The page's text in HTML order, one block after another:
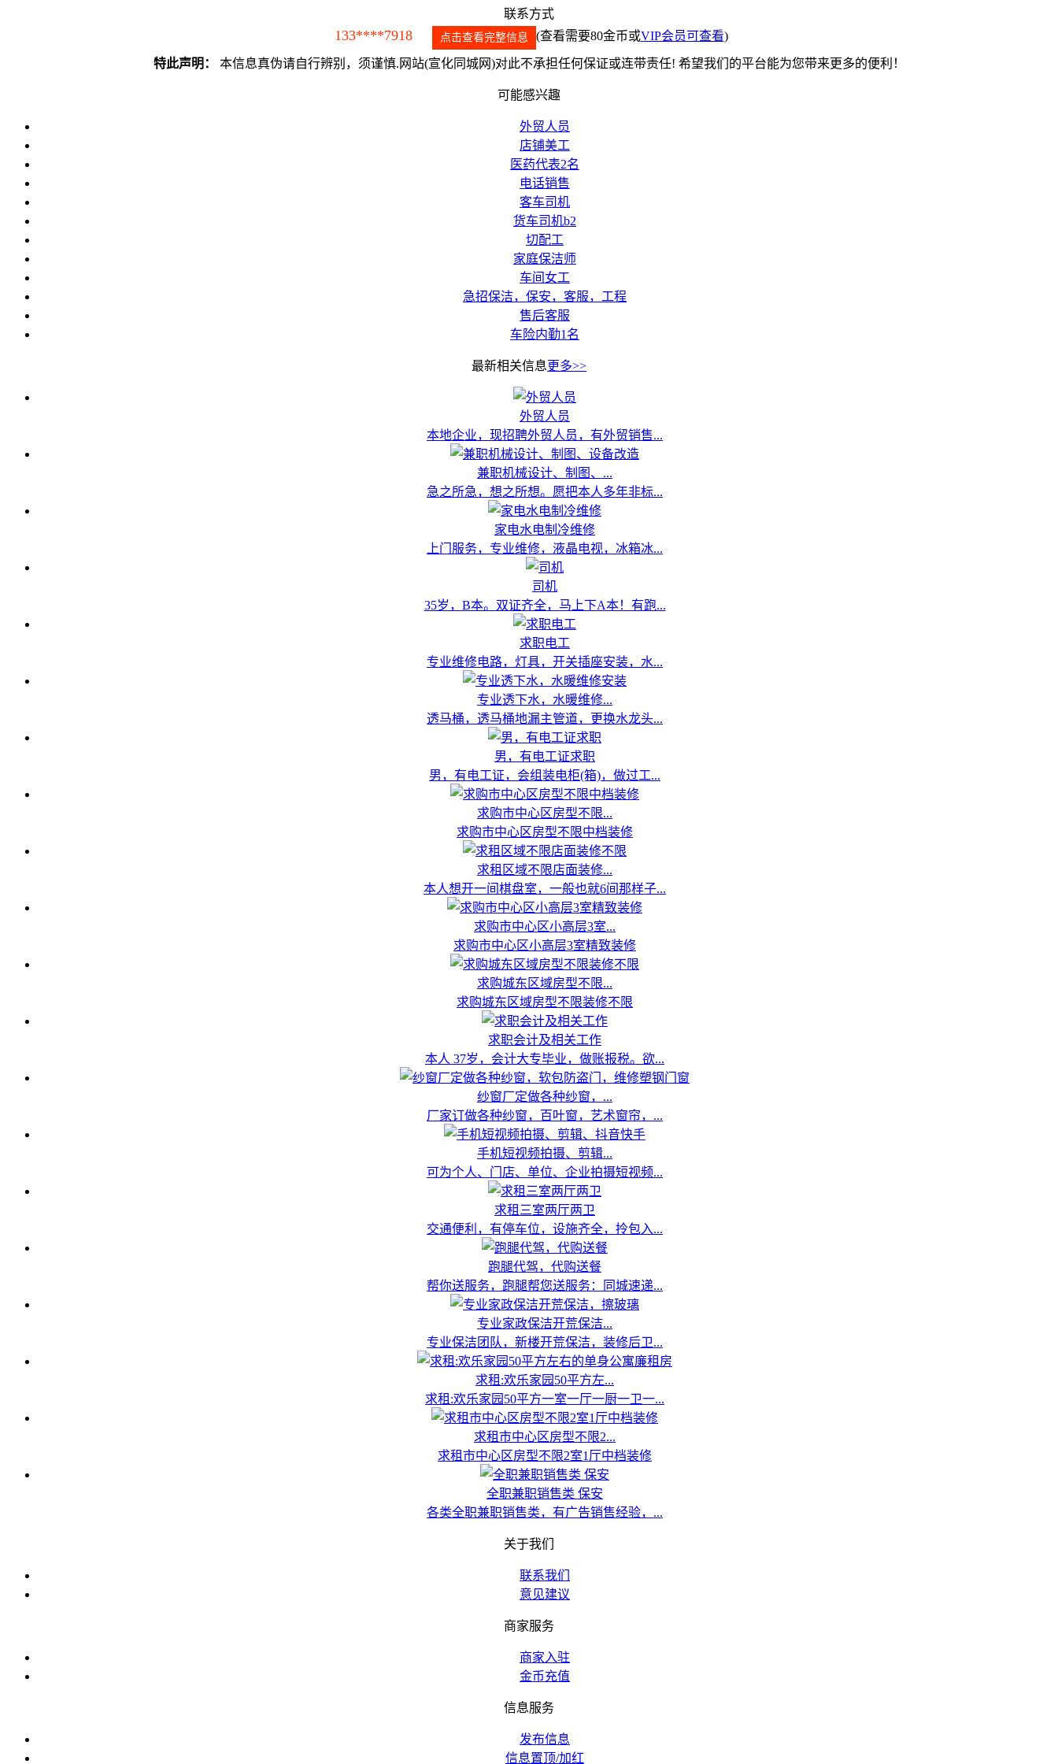
联系方式
133****7918 点击查看完整信息 (查看需要80金币或VIP会员可查看)
特此声明： 本信息真伪请自行辨别，须谨慎.网站(宣化同城网)对此不承担任何保证或连带责任! 希望我们的平台能为您带来更多的便利！
可能感兴趣
外贸人员
店铺美工
医药代表2名
电话销售
客车司机
货车司机b2
切配工
家庭保洁师
车间女工
急招保洁，保安，客服，工程
售后客服
车险内勤1名
最新相关信息更多>>
外贸人员
本地企业，现招聘外贸人员，有外贸销售...
兼职机械设计、制图、...
急之所急，想之所想。愿把本人多年非标...
家电水电制冷维修
上门服务，专业维修，液晶电视，冰箱冰...
司机
35岁，B本。双证齐全，马上下A本！有跑...
求职电工
专业维修电路，灯具，开关插座安装，水...
专业透下水，水暖维修...
透马桶，透马桶地漏主管道，更换水龙头...
男，有电工证求职
男，有电工证，会组装电柜(箱)，做过工...
求购市中心区房型不限...
求购市中心区房型不限中档装修
求租区域不限店面装修...
本人想开一间棋盘室，一般也就6间那样子...
求购市中心区小高层3室...
求购市中心区小高层3室精致装修
求购城东区域房型不限...
求购城东区域房型不限装修不限
求职会计及相关工作
本人 37岁，会计大专毕业，做账报税。欲...
纱窗厂定做各种纱窗，...
厂家订做各种纱窗，百叶窗，艺术窗帘，...
手机短视频拍摄、剪辑...
可为个人、门店、单位、企业拍摄短视频...
求租三室两厅两卫
交通便利，有停车位，设施齐全，拎包入...
跑腿代驾，代购送餐
帮你送服务，跑腿帮您送服务：同城速递...
专业家政保洁开荒保洁...
专业保洁团队，新楼开荒保洁，装修后卫...
求租:欢乐家园50平方左...
求租:欢乐家园50平方一室一厅一厨一卫一...
求租市中心区房型不限2...
求租市中心区房型不限2室1厅中档装修
全职兼职销售类 保安
各类全职兼职销售类，有广告销售经验，...
关于我们
联系我们
意见建议
商家服务
商家入驻
金币充值
信息服务
发布信息
信息置顶/加红